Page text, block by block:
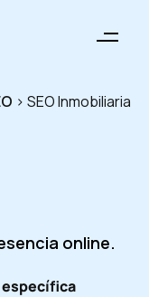
> SEO Inmobiliaria
online.
específica